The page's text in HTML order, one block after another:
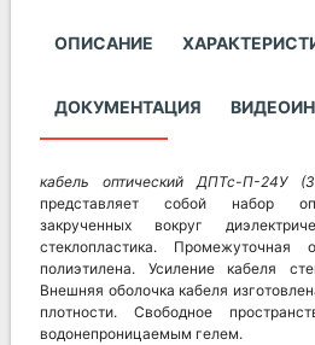
ОПИСАНИЕ
ДОКУМЕНТАЦИЯ
кабель оптический ДПТс-П-24У
представляет собой набор
закрученных вокруг
стеклопластика. Промежуточная
полиэтилена. Усиление кабеля
Внешняя оболочка кабеля
плотности. Свободное
водонепроницаемым гелем.